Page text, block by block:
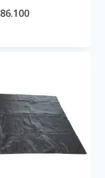
86.100